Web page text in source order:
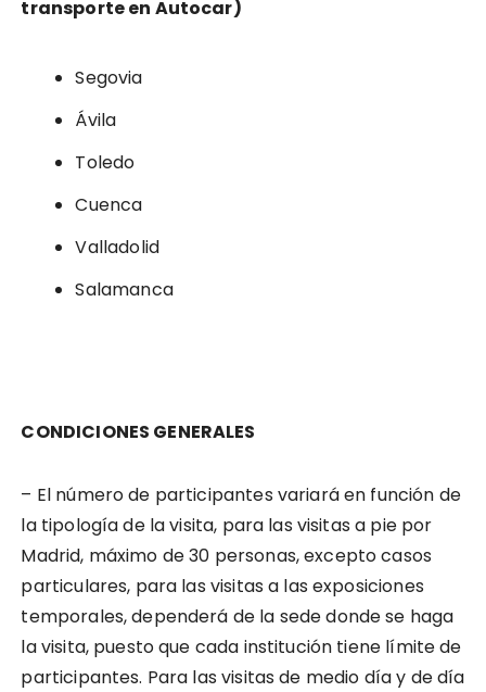
transporte en Autocar)
Segovia
Ávila
Toledo
Cuenca
Valladolid
Salamanca
CONDICIONES GENERALES
– El número de participantes variará en función de
la tipología de la visita, para las visitas a pie por
Madrid, máximo de 30 personas, excepto casos
particulares, para las visitas a las exposiciones
temporales, dependerá de la sede donde se haga
la visita, puesto que cada institución tiene límite de
participantes. Para las visitas de medio día y de día